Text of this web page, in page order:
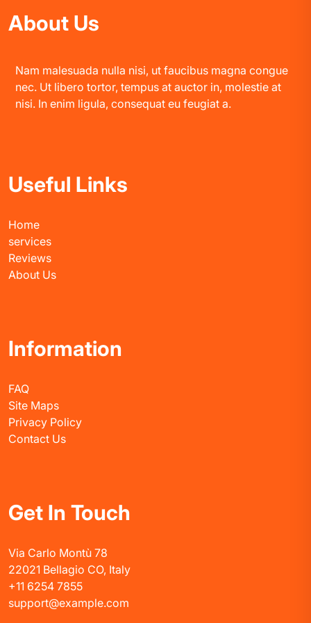
About Us
Nam malesuada nulla nisi, ut faucibus magna congue
nec. Ut libero tortor, tempus at auctor in, molestie at
nisi. In enim ligula, consequat eu feugiat a.
Useful Links
Home
services
Reviews
About Us
Information
FAQ
Site Maps
Privacy Policy
Contact Us
Get In Touch
Via Carlo Montù 78
22021 Bellagio CO, Italy
+11 6254 7855
support@example.com